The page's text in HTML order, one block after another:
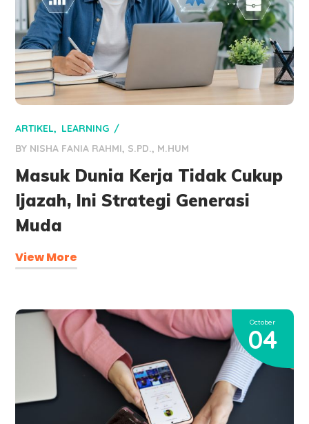
ARTIKEL
LEARNING
BY NISHA FANIA RAHMI, S.PD., M.HUM
Masuk Dunia Kerja Tidak Cukup
Ijazah, Ini Strategi Generasi
Muda
View More
October
04